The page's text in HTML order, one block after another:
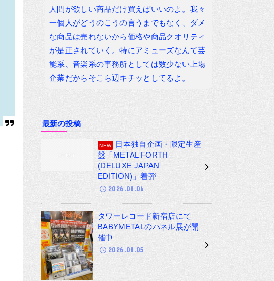
人間が欲しい商品だけ買えばいいのよ。我々
一個人がどうのこうの言うまでもなく、ダメ
な商品は売れないから価格や商品クオリティ
が是正されていく。特にアミューズなんて芸
能系、音楽系の事務所としては数少ない上場
企業だからそこら辺キチッとしてるよ。
最新の投稿
日本独自企画・限定生産
盤「METAL FORTH
(DELUXE JAPAN
EDITION)」着弾
2026.08.06
タワーレコード新宿店にて
BABYMETALのパネル展が開
催中
2026.08.05